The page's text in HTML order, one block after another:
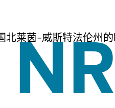
莱茵-威斯特法伦州